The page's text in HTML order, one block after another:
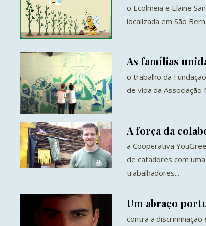
o Ecolmeia e Elaine
localizada em São
As famílias
o trabalho da
de vida da Associação
A força da
a Cooperativa
de catadores com
trabalhadores...
Um abraço
contra a discriminação